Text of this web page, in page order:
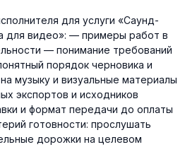
для услуги «Саунд-
для видео»: — примеры работ в
— понимание требований
порядок черновика и
музыку и визуальные материалы
экспортов и исходников
и формат передачи до оплаты
готовности: прослушать
дорожки на целевом